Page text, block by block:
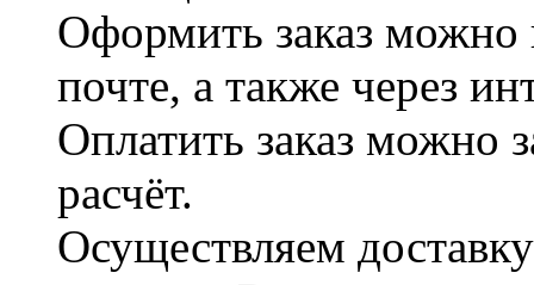
Оформить заказ можно
почте, а также через
Оплатить заказ можно
расчёт.
Осуществляем